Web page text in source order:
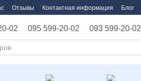
Отзывы Контактная информация Блог
02 095 599-20-02 093 599-20-02